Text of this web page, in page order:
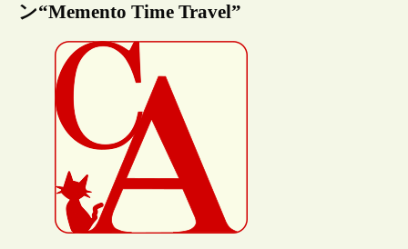
ン“Memento Time Travel”